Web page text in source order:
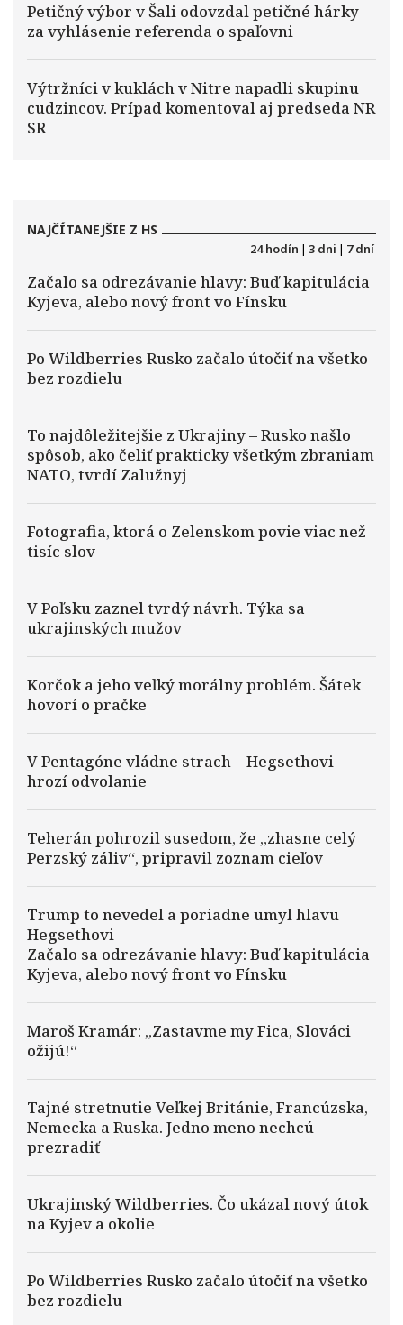
Petičný výbor v Šali odovzdal petičné hárky
za vyhlásenie referenda o spaľovni
Výtržníci v kuklách v Nitre napadli skupinu
cudzincov. Prípad komentoval aj predseda NR
SR
NAJČÍTANEJŠIE Z HS
24 hodín | 3 dni | 7 dní
Začalo sa odrezávanie hlavy: Buď kapitulácia
Kyjeva, alebo nový front vo Fínsku
Po Wildberries Rusko začalo útočiť na všetko
bez rozdielu
To najdôležitejšie z Ukrajiny – Rusko našlo
spôsob, ako čeliť prakticky všetkým zbraniam
NATO, tvrdí Zalužnyj
Fotografia, ktorá o Zelenskom povie viac než
tisíc slov
V Poľsku zaznel tvrdý návrh. Týka sa
ukrajinských mužov
Korčok a jeho veľký morálny problém. Šátek
hovorí o pračke
V Pentagóne vládne strach – Hegsethovi
hrozí odvolanie
Teherán pohrozil susedom, že „zhasne celý
Perzský záliv“, pripravil zoznam cieľov
Trump to nevedel a poriadne umyl hlavu
Hegsethovi
Začalo sa odrezávanie hlavy: Buď kapitulácia
Kyjeva, alebo nový front vo Fínsku
Maroš Kramár: „Zastavme my Fica, Slováci
ožijú!“
Tajné stretnutie Veľkej Británie, Francúzska,
Nemecka a Ruska. Jedno meno nechcú
prezradiť
Ukrajinský Wildberries. Čo ukázal nový útok
na Kyjev a okolie
Po Wildberries Rusko začalo útočiť na všetko
bez rozdielu